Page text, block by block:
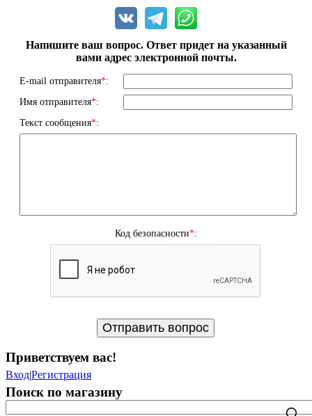
Напишите ваш вопрос. Ответ придет на указанный
вами адрес электронной почты.
E-mail отправителя*:
Имя отправителя*:
Текст сообщения*:
Код безопасности*:
Приветствуем вас!
Вход|Регистрация
Поиск по магазину